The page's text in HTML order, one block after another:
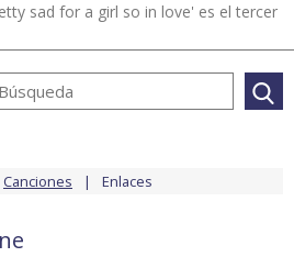
sad for a girl so in love' es el tercer
Canciones Enlaces